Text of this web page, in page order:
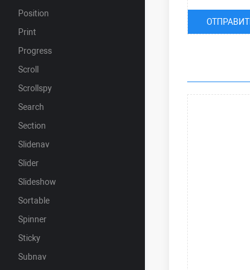
Position
Print
Progress
Scroll
Scrollspy
Search
Section
Slidenav
Slider
Slideshow
Sortable
Spinner
Sticky
Subnav